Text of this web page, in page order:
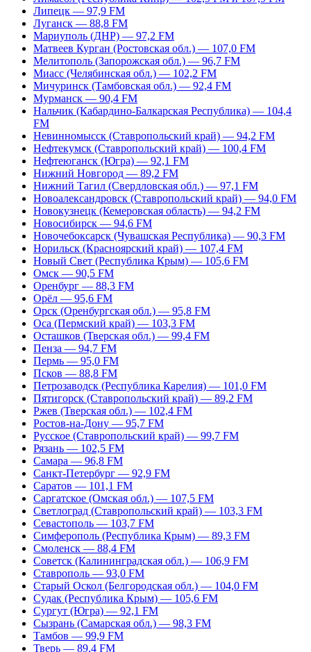
Липецк — 97,9 FM
Луганск — 88,8 FM
Мариуполь (ДНР) — 97,2 FM
Матвеев Курган (Ростовская обл.) — 107,0 FM
Мелитополь (Запорожская обл.) — 96,7 FM
Миасс (Челябинская обл.) — 102,2 FM
Мичуринск (Тамбовская обл.) — 92,4 FM
Мурманск — 90,4 FM
Нальчик (Кабардино-Балкарская Республика) — 104,4
FM
Невинномысск (Ставропольский край) — 94,2 FM
Нефтекумск (Ставропольский край) — 100,4 FM
Нефтеюганск (Югра) — 92,1 FM
Нижний Новгород — 89,2 FM
Нижний Тагил (Свердловская обл.) — 97,1 FM
Новоалександровск (Ставропольский край) — 94,0 FM
Новокузнецк (Кемеровская область) — 94,2 FM
Новосибирск — 94,6 FM
Новочебоксарск (Чувашская Республика) — 90,3 FM
Норильск (Красноярский край) — 107,4 FM
Новый Свет (Республика Крым) — 105,6 FM
Омск — 90,5 FM
Оренбург — 88,3 FM
Орёл — 95,6 FM
Орск (Оренбургская обл.) — 95,8 FM
Оса (Пермский край) — 103,3 FM
Осташков (Тверская обл.) — 99,4 FM
Пенза — 94,7 FM
Пермь — 95,0 FM
Псков — 88,8 FM
Петрозаводск (Республика Карелия) — 101,0 FM
Пятигорск (Ставропольский край) — 89,2 FM
Ржев (Тверская обл.) — 102,4 FM
Ростов-на-Дону — 95,7 FM
Русское (Ставропольский край) — 99,7 FM
Рязань — 102,5 FM
Самара — 96,8 FM
Санкт-Петербург — 92,9 FM
Саратов — 101,1 FM
Саргатское (Омская обл.) — 107,5 FM
Светлоград (Ставропольский край) — 103,3 FM
Севастополь — 103,7 FM
Симферополь (Республика Крым) — 89,3 FM
Смоленск — 88,4 FM
Советск (Калининградская обл.) — 106,9 FM
Ставрополь — 93,0 FM
Старый Оскол (Белгородская обл.) — 104,0 FM
Судак (Республика Крым) — 105,6 FM
Сургут (Югра) — 92,1 FM
Сызрань (Самарская обл.) — 98,3 FM
Тамбов — 99,9 FM
Тверь — 89,4 FM